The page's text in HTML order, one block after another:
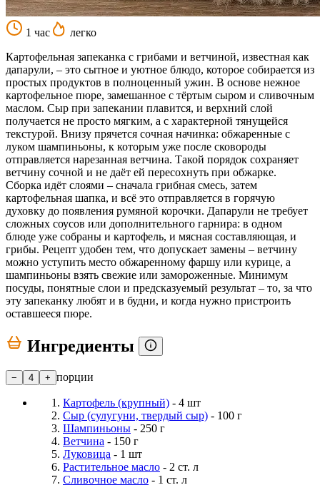
1 час
легко
Картофельная запеканка с грибами и ветчиной, известная как
дапарули, – это сытное и уютное блюдо, которое собирается из
простых продуктов в полноценный ужин. В основе нежное
картофельное пюре, замешанное с тёртым сыром и сливочным
маслом. Сыр при запекании плавится, и верхний слой
получается не просто мягким, а с характерной тянущейся
текстурой. Внизу прячется сочная начинка: обжаренные с
луком шампиньоны, к которым уже после сковороды
отправляется нарезанная ветчина. Такой порядок сохраняет
ветчину сочной и не даёт ей пересохнуть при обжарке.
Сборка идёт слоями – сначала грибная смесь, затем
картофельная шапка, и всё это отправляется в горячую
духовку до появления румяной корочки. Дапарули не требует
сложных соусов или дополнительного гарнира: в одном
блюде уже собраны и картофель, и мясная составляющая, и
грибы. Рецепт удобен тем, что допускает замены – ветчину
можно уступить место обжаренному фаршу или курице, а
шампиньоны взять свежие или замороженные. Минимум
посуды, понятные слои и предсказуемый результат – то, за что
эту запеканку любят и в будни, и когда нужно пристроить
оставшееся пюре.
Ингредиенты
− 4 + порции
Картофель (крупный) - 4 шт
Сыр (сулугуни, твердый сыр) - 100 г
Шампиньоны - 250 г
Ветчина - 150 г
Луковица - 1 шт
Растительное масло - 2 ст. л
Сливочное масло - 1 ст. л